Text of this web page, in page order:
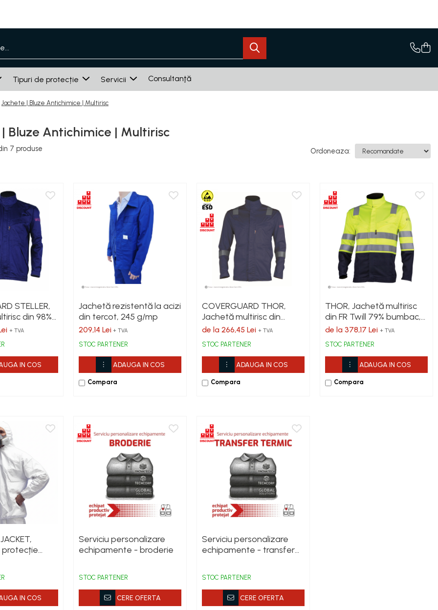
Tipuri de protecție Servicii Consultanţă
Jachete | Bluze Antichimice | Multirisc
Bluze Antichimice | Multirisc
7 produse Ordoneaza:
STELLER,
din 98%
fibră
+ TVA
IN COS
Jachetă rezistentă la acizi
din tercot, 245 g/mp
209,14 Lei + TVA
STOC PARTENER
ADAUGA IN COS
Compara
COVERGUARD THOR,
Jachetă multirisc din
bumbac/poliester 300
de la 266,45 Lei + TVA
STOC PARTENER
ADAUGA IN COS
Compara
THOR, Jachetă multirisc
din FR Twill 79% bumbac,
20% poliester, 1%
de la 378,17 Lei + TVA
STOC PARTENER
ADAUGA IN COS
Compara
protecție
6, de unică
IN COS
Serviciu personalizare
echipamente - broderie
STOC PARTENER
CERE OFERTA
Serviciu personalizare
echipamente - transfer
STOC PARTENER
CERE OFERTA